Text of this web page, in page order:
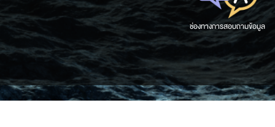
ช่องทางการสอบถามข้อมูล